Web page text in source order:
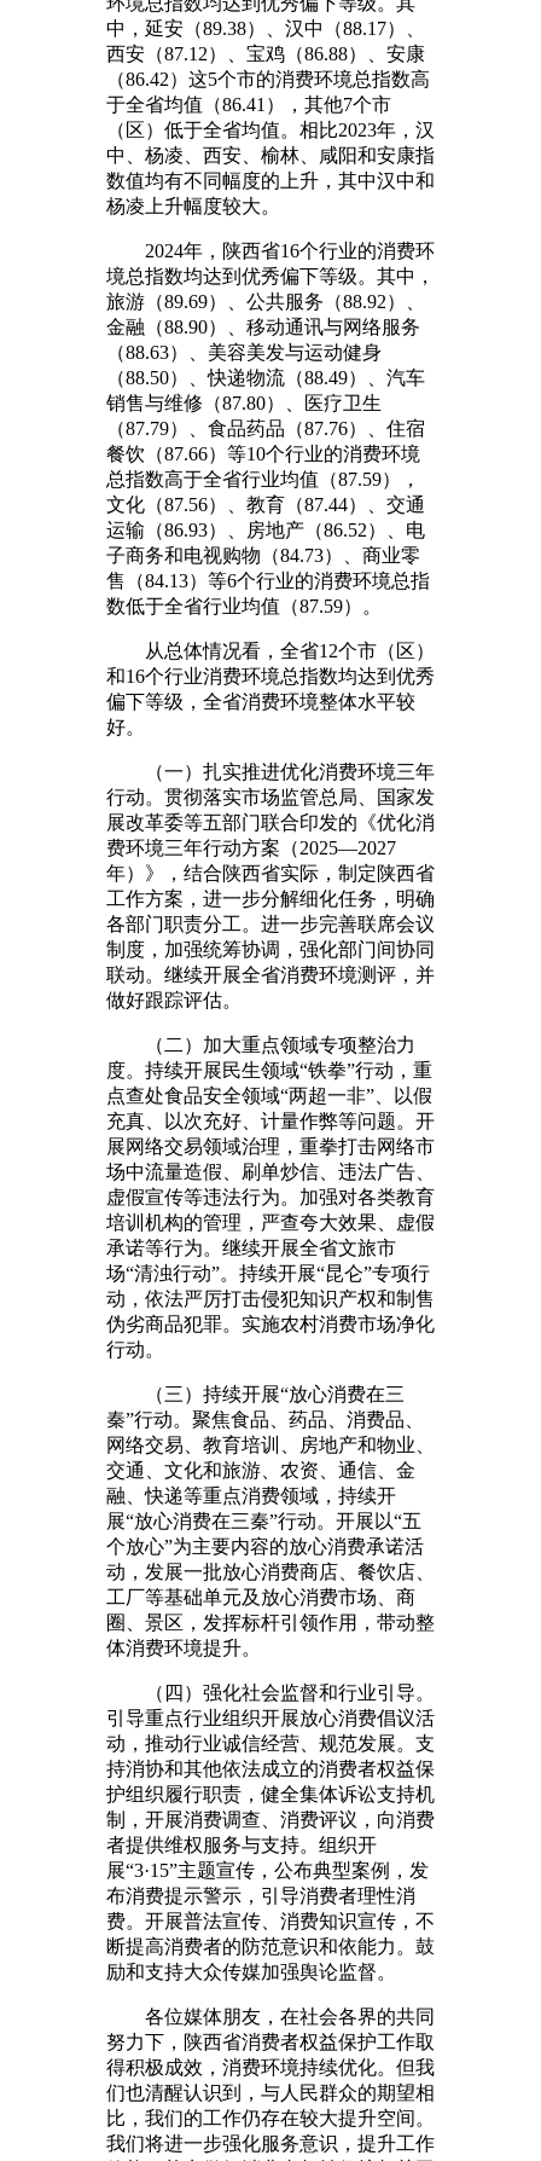
中，延安（89.38）、汉中（88.17）、
西安（87.12）、宝鸡（86.88）、安康
（86.42）这5个市的消费环境总指数高
于全省均值（86.41），其他7个市
（区）低于全省均值。相比2023年，汉
中、杨凌、西安、榆林、咸阳和安康指
数值均有不同幅度的上升，其中汉中和
杨凌上升幅度较大。
2024年，陕西省16个行业的消费环
境总指数均达到优秀偏下等级。其中，
旅游（89.69）、公共服务（88.92）、
金融（88.90）、移动通讯与网络服务
（88.63）、美容美发与运动健身
（88.50）、快递物流（88.49）、汽车
销售与维修（87.80）、医疗卫生
（87.79）、食品药品（87.76）、住宿
餐饮（87.66）等10个行业的消费环境
总指数高于全省行业均值（87.59），
文化（87.56）、教育（87.44）、交通
运输（86.93）、房地产（86.52）、电
子商务和电视购物（84.73）、商业零
售（84.13）等6个行业的消费环境总指
数低于全省行业均值（87.59）。
从总体情况看，全省12个市（区）
和16个行业消费环境总指数均达到优秀
偏下等级，全省消费环境整体水平较
好。
（一）扎实推进优化消费环境三年
行动。贯彻落实市场监管总局、国家发
展改革委等五部门联合印发的《优化消
费环境三年行动方案（2025—2027
年）》，结合陕西省实际，制定陕西省
工作方案，进一步分解细化任务，明确
各部门职责分工。进一步完善联席会议
制度，加强统筹协调，强化部门间协同
联动。继续开展全省消费环境测评，并
做好跟踪评估。
（二）加大重点领域专项整治力
度。持续开展民生领域“铁拳”行动，重
点查处食品安全领域“两超一非”、以假
充真、以次充好、计量作弊等问题。开
展网络交易领域治理，重拳打击网络市
场中流量造假、刷单炒信、违法广告、
虚假宣传等违法行为。加强对各类教育
培训机构的管理，严查夸大效果、虚假
承诺等行为。继续开展全省文旅市
场“清浊行动”。持续开展“昆仑”专项行
动，依法严厉打击侵犯知识产权和制售
伪劣商品犯罪。实施农村消费市场净化
行动。
（三）持续开展“放心消费在三
秦”行动。聚焦食品、药品、消费品、
网络交易、教育培训、房地产和物业、
交通、文化和旅游、农资、通信、金
融、快递等重点消费领域，持续开
展“放心消费在三秦”行动。开展以“五
个放心”为主要内容的放心消费承诺活
动，发展一批放心消费商店、餐饮店、
工厂等基础单元及放心消费市场、商
圈、景区，发挥标杆引领作用，带动整
体消费环境提升。
（四）强化社会监督和行业引导。
引导重点行业组织开展放心消费倡议活
动，推动行业诚信经营、规范发展。支
持消协和其他依法成立的消费者权益保
护组织履行职责，健全集体诉讼支持机
制，开展消费调查、消费评议，向消费
者提供维权服务与支持。组织开
展“3·15”主题宣传，公布典型案例，发
布消费提示警示，引导消费者理性消
费。开展普法宣传、消费知识宣传，不
断提高消费者的防范意识和依能力。鼓
励和支持大众传媒加强舆论监督。
各位媒体朋友，在社会各界的共同
努力下，陕西省消费者权益保护工作取
得积极成效，消费环境持续优化。但我
们也清醒认识到，与人民群众的期望相
比，我们的工作仍存在较大提升空间。
我们将进一步强化服务意识，提升工作